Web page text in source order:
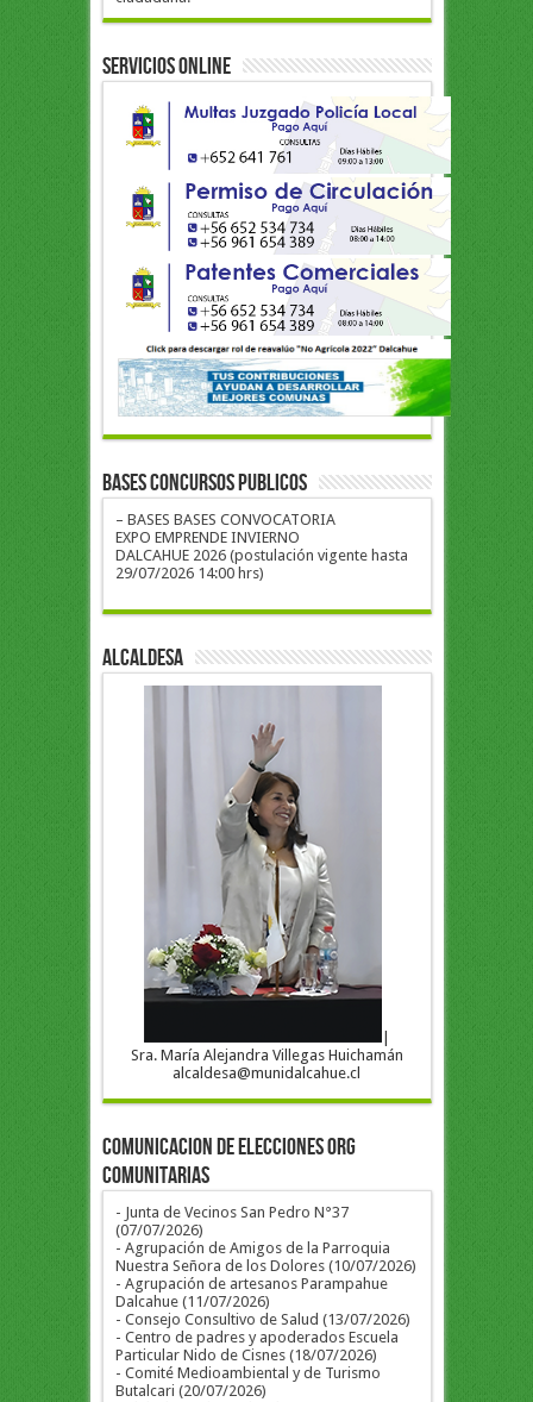
Servicios Online
BASES CONCURSOS PUBLICOS
– BASES BASES CONVOCATORIA
EXPO EMPRENDE INVIERNO
DALCAHUE 2026 (postulación vigente hasta
29/07/2026 14:00 hrs)
ALCALDESA
Sra. María Alejandra Villegas Huichamán
alcaldesa@munidalcahue.cl
COMUNICACION DE ELECCIONES ORG
COMUNITARIAS
- Junta de Vecinos San Pedro N°37
(07/07/2026)
- Agrupación de Amigos de la Parroquia
Nuestra Señora de los Dolores (10/07/2026)
- Agrupación de artesanos Parampahue
Dalcahue (11/07/2026)
- Consejo Consultivo de Salud (13/07/2026)
- Centro de padres y apoderados Escuela
Particular Nido de Cisnes (18/07/2026)
- Comité Medioambiental y de Turismo
Butalcari (20/07/2026)